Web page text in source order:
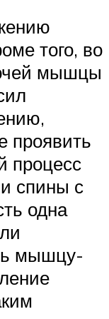
того, во
мышцы
проявить
процесс
спины с
одна
мышцу-